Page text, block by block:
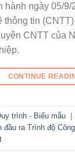
hành ngày 05/
thông tin
CNTT của
CONTINUE
trình - Biểu mẫu
đầu ra Trình độ